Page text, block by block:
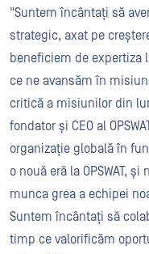
"Suntem încântați să
strategic, axat pe
beneficiem de expertiza
ce ne avansăm în
critică a misiunilor din
fondator și CEO al
organizație globală în
o nouă eră la OPSWAT,
munca grea a echipei
Suntem încântați să
timp ce valorificăm